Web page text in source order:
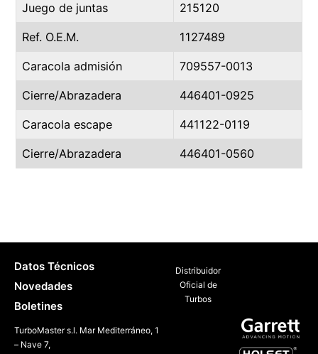
Juego de juntas 215120
Ref. O.E.M. 1127489
Caracola admisión 709557-0013
Cierre/Abrazadera 446401-0925
Caracola escape 441122-0119
Cierre/Abrazadera 446401-0560
Distribuidor
Oficial de
Turbos
Datos Técnicos
Novedades
Boletines
TurboMaster s.l. Mar Mediterráneo, 1
– Nave 7,